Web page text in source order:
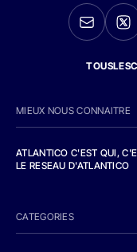
MIEUX NOUS CONNAITRE
ATLANTICO C'EST QUI,
LE RESEAU D'ATLANTICO
CATEGORIES